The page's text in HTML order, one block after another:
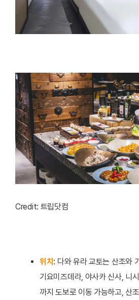
Credit: 트립닷컴
위치 : 다와 유라 교토는 산조와
기요미즈데라, 야사카 신사, 니
까지 도보로 이동 가능하고, 산